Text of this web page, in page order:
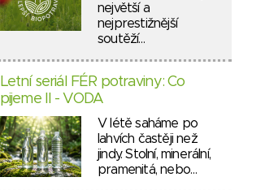
největší a
nejprestižnější
soutěží…
Letní seriál FÉR potraviny: Co
pijeme II - VODA
V létě saháme po
lahvích častěji než
jindy. Stolní, minerální,
pramenitá, nebo…